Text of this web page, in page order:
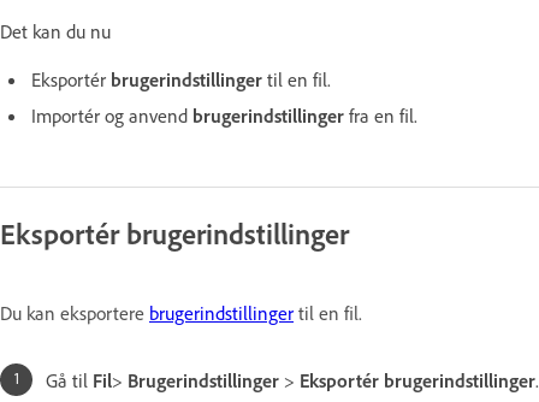
Det kan du nu
Eksportér brugerindstillinger til en fil.
Importér og anvend brugerindstillinger fra en fil.
Eksportér brugerindstillinger
Du kan eksportere brugerindstillinger til en fil.
Gå til Fil> Brugerindstillinger > Eksportér brugerindstillinger.